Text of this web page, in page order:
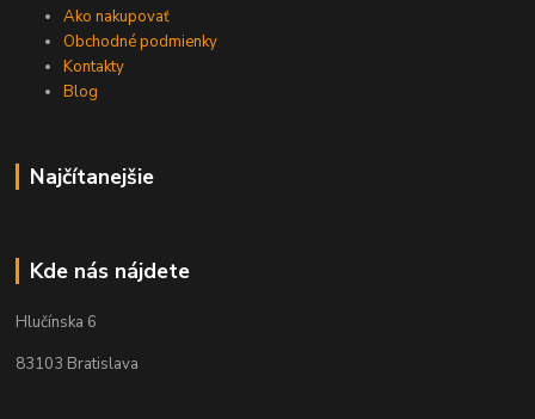
Ako nakupovať
Obchodné podmienky
Kontakty
Blog
Najčítanejšie
Kde nás nájdete
Hlučínska 6
83103 Bratislava